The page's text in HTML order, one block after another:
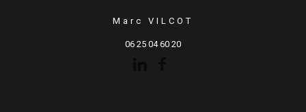
Marc VILCOT
06 25 04 60 20